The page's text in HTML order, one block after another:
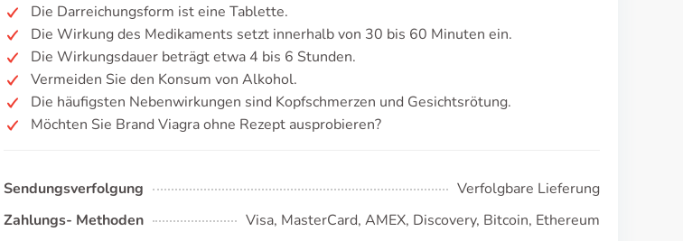
Die Darreichungsform ist eine Tablette.
Die Wirkung des Medikaments setzt innerhalb von 30 bis 60 Minuten ein.
Die Wirkungsdauer beträgt etwa 4 bis 6 Stunden.
Vermeiden Sie den Konsum von Alkohol.
Die häufigsten Nebenwirkungen sind Kopfschmerzen und Gesichtsrötung.
Möchten Sie Brand Viagra ohne Rezept ausprobieren?
Sendungsverfolgung
Verfolgbare Lieferung
Zahlungs- Methoden
Visa, MasterCard, AMEX, Discovery, Bitcoin, Ethereum